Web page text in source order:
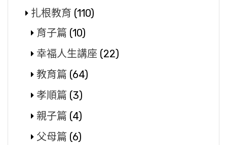
扎根教育 (110)
育子篇 (10)
幸福人生講座 (22)
教育篇 (64)
孝順篇 (3)
親子篇 (4)
父母篇 (6)